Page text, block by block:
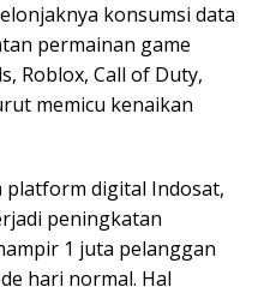
konsumsi data
permainan game
Roblox, Call of Duty,
memicu kenaikan
platform digital Indosat,
peningkatan
1 juta pelanggan
hari normal. Hal